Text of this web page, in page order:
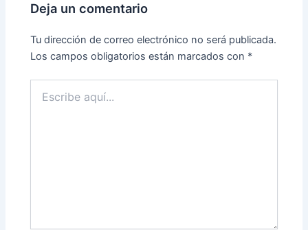
Deja un comentario
Tu dirección de correo electrónico no será publicada.
Los campos obligatorios están marcados con *
aquí...